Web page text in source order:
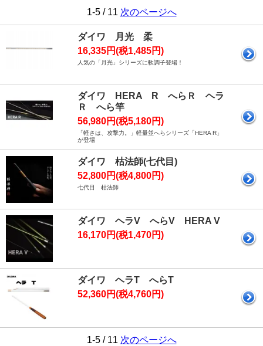
1-5 / 11 次のページへ
ダイワ 月光 柔
16,335円(税1,485円)
人気の「月光」シリーズに軟調子登場！
ダイワ HERA R へらＲ ヘラ
Ｒ へら竿
56,980円(税5,180円)
「軽さは、攻撃力。」軽量並へらシリーズ「HERA R」
が登場
ダイワ 枯法師(七代目)
52,800円(税4,800円)
七代目 枯法師
ダイワ ヘラV へらV HERA V
16,170円(税1,470円)
ダイワ ヘラT へらT
52,360円(税4,760円)
1-5 / 11 次のページへ